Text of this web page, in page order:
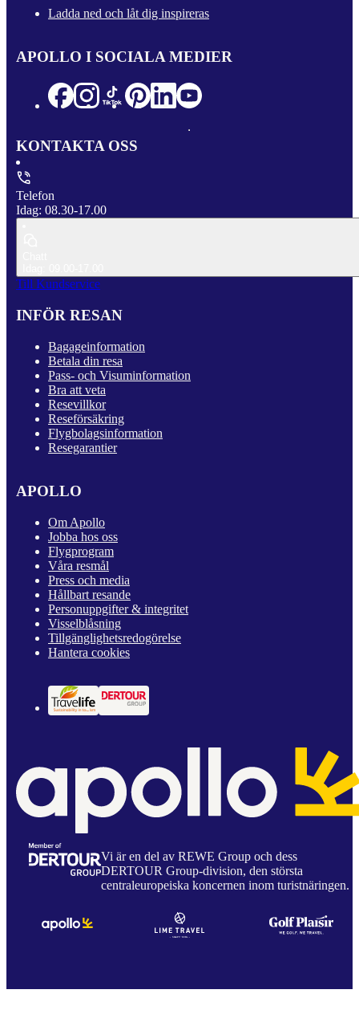
Ladda ned och låt dig inspireras
APOLLO I SOCIALA MEDIER
KONTAKTA OSS
Telefon
Idag: 08.30-17.00
Till Kundservice
INFÖR RESAN
Bagageinformation
Betala din resa
Pass- och Visuminformation
Bra att veta
Resevillkor
Reseförsäkring
Flygbolagsinformation
Resegarantier
APOLLO
Om Apollo
Jobba hos oss
Flygprogram
Våra resmål
Press och media
Hållbart resande
Personuppgifter & integritet
Visselblåsning
Tillgänglighetsredogörelse
Hantera cookies
Vi är en del av REWE Group och dess
DERTOUR Group-division, den största
centraleuropeiska koncernen inom turistnäringen.